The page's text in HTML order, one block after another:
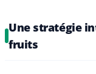
Une stratégie
fruits